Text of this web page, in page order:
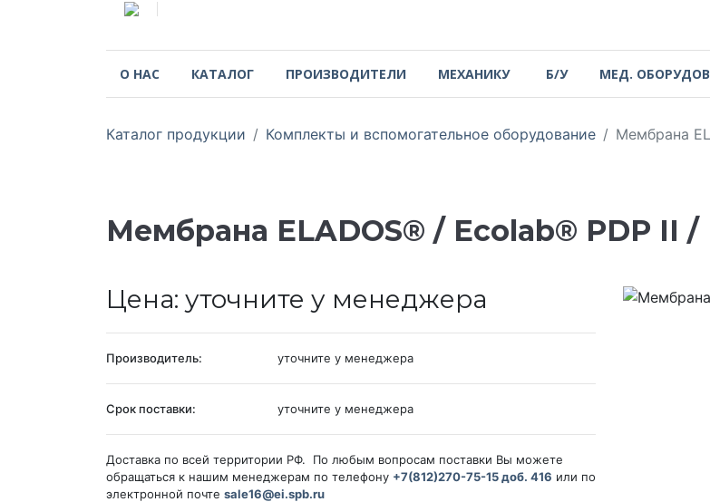
О НАС КАТАЛОГ ПРОИЗВОДИТЕЛИ МЕХАНИКУ Б/У МЕД.
Каталог продукции Комплекты и вспомогательное оборудование Мембрана
Мембрана ELADOS® / Ecolab® PDP II /
Цена: уточните у менеджера
Производитель: уточните у менеджера
Срок поставки: уточните у менеджера
Доставка по всей территории РФ. По любым вопросам поставки Вы можете
обращаться к нашим менеджерам по телефону +7(812)270-75-15 доб. 416 или по
электронной почте sale16@ei.spb.ru